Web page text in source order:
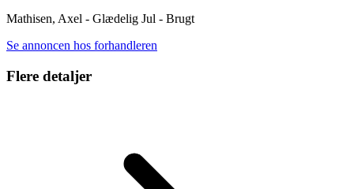
Mathisen, Axel - Glædelig Jul - Brugt
Se annoncen hos forhandleren
Flere detaljer